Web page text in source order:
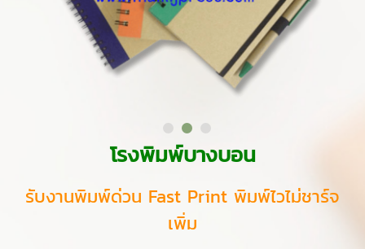
โรงพิมพ์บางบอน
รับงานพิมพ์ด่วน Fast Print พิมพ์ไวไม่ชาร์จ
เพิ่ม